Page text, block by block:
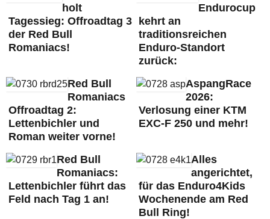
holt
Tagessieg: Offroadtag 3
der Red Bull
Romaniacs!
Endurocup
kehrt an
traditionsreichen
Enduro-Standort
zurück:
Red Bull
Romaniacs
Offroadtag 2:
Lettenbichler und
Roman weiter vorne!
AspangRace
2026:
Verlosung einer KTM
EXC-F 250 und mehr!
Red Bull
Romaniacs:
Lettenbichler führt das
Feld nach Tag 1 an!
Alles
angerichtet,
für das Enduro4Kids
Wochenende am Red
Bull Ring!